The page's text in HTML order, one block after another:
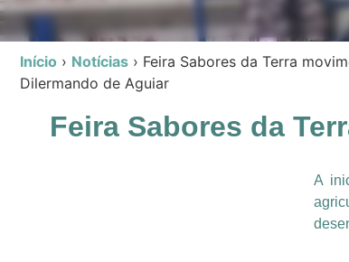
Início › Notícias › Feira Sabores da Terra
Dilermando de Aguiar
Feira Sabores da
A